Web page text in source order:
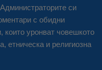
си
с обидни
които уронват човешкото
етническа и религиозна